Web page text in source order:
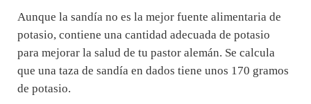
Aunque la sandía no es la mejor fuente alimentaria de
potasio, contiene una cantidad adecuada de potasio
para mejorar la salud de tu pastor alemán. Se calcula
que una taza de sandía en dados tiene unos 170 gramos
de potasio.